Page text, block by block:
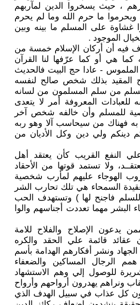
، حيث يسخروا الدين لمآربهم
ما حرم الله وما لم يحرم
غشاوة على المسلم ما بينه وبين
الموجود .
فيه أن أركان الإسلام خمسة من
كما هي أو كما عرّفها لنا القرآن
- عادا حج البيت فالحديث
المقيد بذلك شخص صالح لنفسه
من سلم المسلمون من لسانه
للعبادات المعروفة أمر لا يتعدى
للمسلم وأن خالفه شخص آخر
فهناك من سيحاسب آلا وهو ربه
دينكم ولي دين وكل الأديان من
علي النفع القريب كأن يعتقد أهل
ولا تستمد قوتها من الأحقاد
الهوجاء عليهم لمأرب شخصية
السمحاء هي تلك تحارب الشر
فاجنح لها ) وتستهدف الحب
البشر مهما تعددت أجناسهم والوا
يدعون الإصلاح والفلاح للامة
عقائد قائمة علي الحقد والكره
ونشر أفكارهم الهدامة بأسم
الرجال المساكين والضعفاء
للوصول إلي وهم الاستشهاد
ونراهم يهدرون أرواحهم وأرواح
كل عذاب في سبيل الهدف الذي